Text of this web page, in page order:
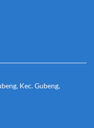
Kec. Gubeng,